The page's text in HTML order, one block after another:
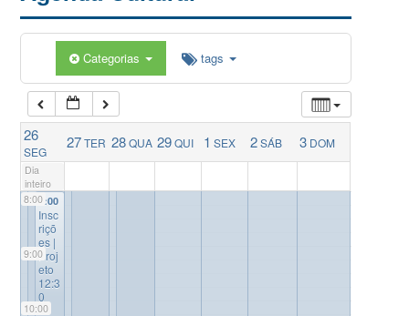
Categorias tags
26
SEG
27TER 28QUA 29QUI 1 SEX 2SÁB 3 DOM
Dia
inteiro
5:00
6:00
7:00
8:00
9:00
10:00
8:00
Insc
riçõ
es |
Proj
eto
12:3
0